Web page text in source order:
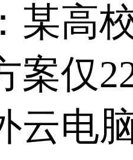
：某高
案仅
云电